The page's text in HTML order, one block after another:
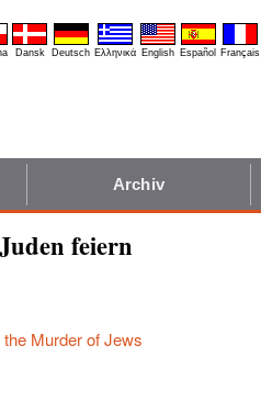
Dansk Deutsch Ελληνικά English Español Français
Archiv
feiern
Murder of Jews